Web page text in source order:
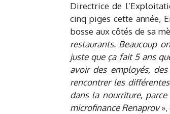
Directrice de
cinq piges cette année,
bosse aux côtés de sa
restaurants. Beaucoup
juste que ça fait 5 ans
avoir des employés,
rencontrer les
dans la nourriture,
microfinance Renaprov»,